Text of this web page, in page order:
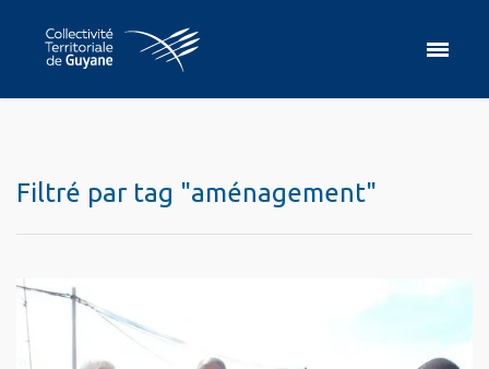
Filtré par tag "aménagement"